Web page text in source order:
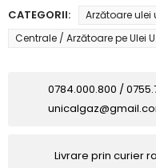
CATEGORII:
Arzătoare ulei
Centrale / Arzătoare pe Ulei
0784.000.800 /
Livrare prin curier